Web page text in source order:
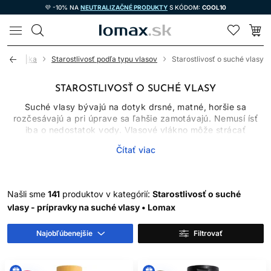
💜 -10% NA NEUTRALIZAČNÉ PRODUKTY S KÓDOM: COOL10
LOMAX
Starostlivosť podľa typu vlasov Starostlivosť o suché vlasy
STAROSTLIVOSŤ O SUCHÉ VLASY
Suché vlasy bývajú na dotyk drsné, matné, horšie sa
rozčesávajú a pri úprave sa ľahšie zamotávajú. Nemusí ísť
iba o nedostatok vody. Vlasové vlákno môže strácať
farbenia, trenia alebo prirodzene nižšieho množstva kožného
V kategórii nájdete šampóny, kondicionéry, masky, séra,
oleje aj bezoplachové spreje. Nemusíte používať všetko
naraz. Najlepšia rutina je taká, ktorá zodpovedá hrúbke
vlasu, miere suchosti, spôsobu stylingu a tomu, či sú vlasy
Čítať viac
Našli sme 141 produktov v kategórií: Starostlivosť o suché
vlasy - prípravky na suché vlasy • Lomax
Najobľúbenejšie Filtrovať